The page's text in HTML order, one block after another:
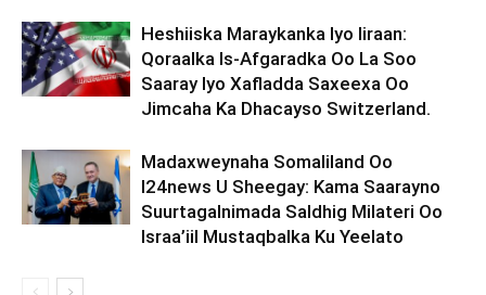
Heshiiska Maraykanka Iyo Iiraan:
Qoraalka Is-Afgaradka Oo La Soo
Saaray Iyo Xafladda Saxeexa Oo
Jimcaha Ka Dhacayso Switzerland.
Madaxweynaha Somaliland Oo
I24news U Sheegay: Kama Saarayno
Suurtagalnimada Saldhig Milateri Oo
Israa’iil Mustaqbalka Ku Yeelato